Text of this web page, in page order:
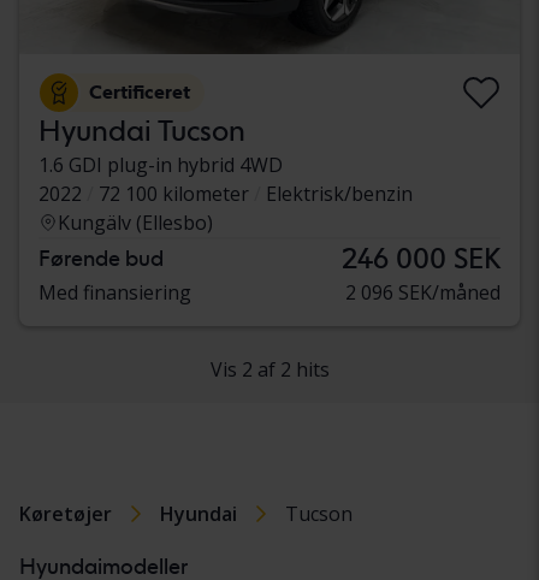
Certificeret
Hyundai Tucson
1.6 GDI plug-in hybrid 4WD
2022
72 100 kilometer
Elektrisk/benzin
Kungälv (Ellesbo)
Førende bud 246 000 SEK
Med finansiering 2 096 SEK/måned
Vis 2 af 2 hits
Køretøjer Hyundai Tucson
Hyundaimodeller